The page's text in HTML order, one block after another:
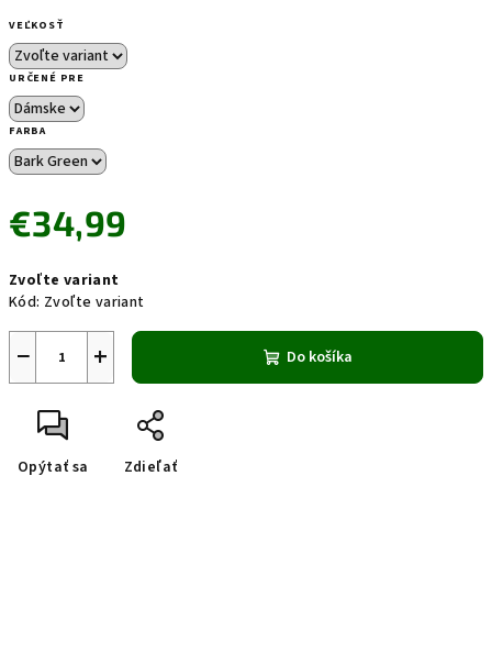
VEĽKOSŤ
URČENÉ PRE
FARBA
€34,99
cena:
Zvoľte variant
Kód: Zvoľte variant
+
− Do košíka
Opýtať sa Zdieľať